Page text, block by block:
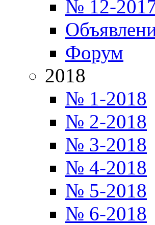
№ 12-
Форум
2018
№ 1-2018
№ 2-2018
№ 3-2018
№ 4-2018
№ 5-2018
№ 6-2018